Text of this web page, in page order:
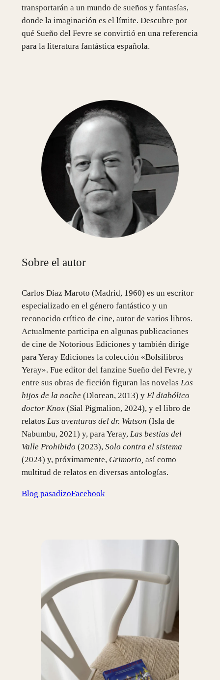
transportarán a un mundo de sueños y fantasías,
donde la imaginación es el límite. Descubre por
qué Sueño del Fevre se convirtió en una referencia
para la literatura fantástica española.
Sobre el autor
Carlos Díaz Maroto (Madrid, 1960) es un escritor
especializado en el género fantástico y un
reconocido crítico de cine, autor de varios libros.
Actualmente participa en algunas publicaciones
de cine de Notorious Ediciones y también dirige
para Yeray Ediciones la colección «Bolsilibros
Yeray». Fue editor del fanzine Sueño del Fevre, y
entre sus obras de ficción figuran las novelas Los
hijos de la noche (Dlorean, 2013) y El diabólico
doctor Knox(Sial Pigmalion, 2024), y el libro de
relatos Las aventuras del dr. Watson (Isla de
Nabumbu, 2021) y, para Yeray, Las bestias del
Valle Prohibido (2023), Solo contra el sistema
(2024) y, próximamente, Grimorio, así como
multitud de relatos en diversas antologías.
Blog pasadizoFacebook